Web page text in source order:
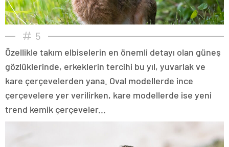
5
Özellikle takım elbiselerin en önemli detayı olan güneş
gözlüklerinde, erkeklerin tercihi bu yıl, yuvarlak ve
kare çerçevelerden yana. Oval modellerde ince
çerçevelere yer verilirken, kare modellerde ise yeni
trend kemik çerçeveler...